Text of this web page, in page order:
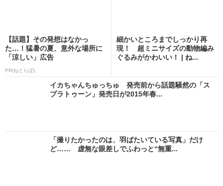
【話題】その発想はなかっ
た…！猛暑の夏、意外な場所に
「涼しい」広告
PR(ねとらぼ)
細かいところまでしっかり再
現！ 超ミニサイズの動物編み
ぐるみがかわいい！ | ね...
イカちゃんちゅっちゅ 発売前から話題騒然の「ス
プラトゥーン」発売日が2015年春...
「撮りたかったのは、羽ばたいている写真」だけ
ど…… 虚無な眼差しでふわっと“無重...